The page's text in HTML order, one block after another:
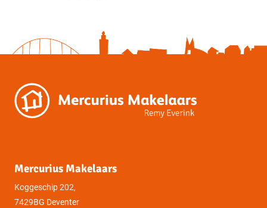
Onderhoud binnen
Kadastrale gegevens
Mercurius Makelaars
Koggeschip 202,
7429BG Deventer